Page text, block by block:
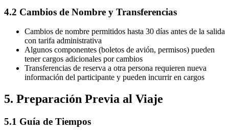
4.2 Cambios de Nombre y Transferencias
Cambios de nombre permitidos hasta 30 días antes de la salida
con tarifa administrativa
Algunos componentes (boletos de avión, permisos) pueden
tener cargos adicionales por cambios
Transferencias de reserva a otra persona requieren nueva
información del participante y pueden incurrir en cargos
5. Preparación Previa al Viaje
5.1 Guía de Tiempos